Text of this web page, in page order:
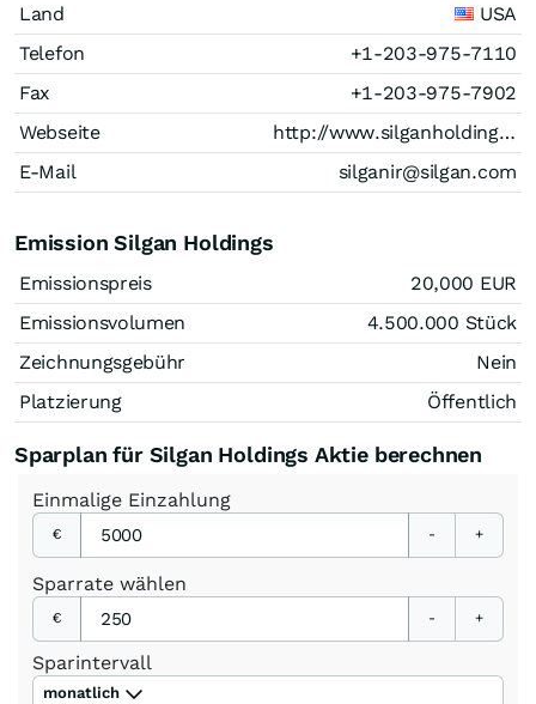
Land
USA
Telefon
+1-203-975-7110
Fax
+1-203-975-7902
Webseite
http://www.silganholdings.com/
E-Mail
silganir@silgan.com
Emission Silgan Holdings
Emissionspreis 20,000 EUR
Emissionsvolumen
4.500.000 Stück
Zeichnungsgebühr
Nein
Platzierung
Öffentlich
Sparplan für Silgan Holdings Aktie berechnen
Einmalige Einzahlung
€ - +
Sparrate wählen
€ - +
Sparintervall
monatlich